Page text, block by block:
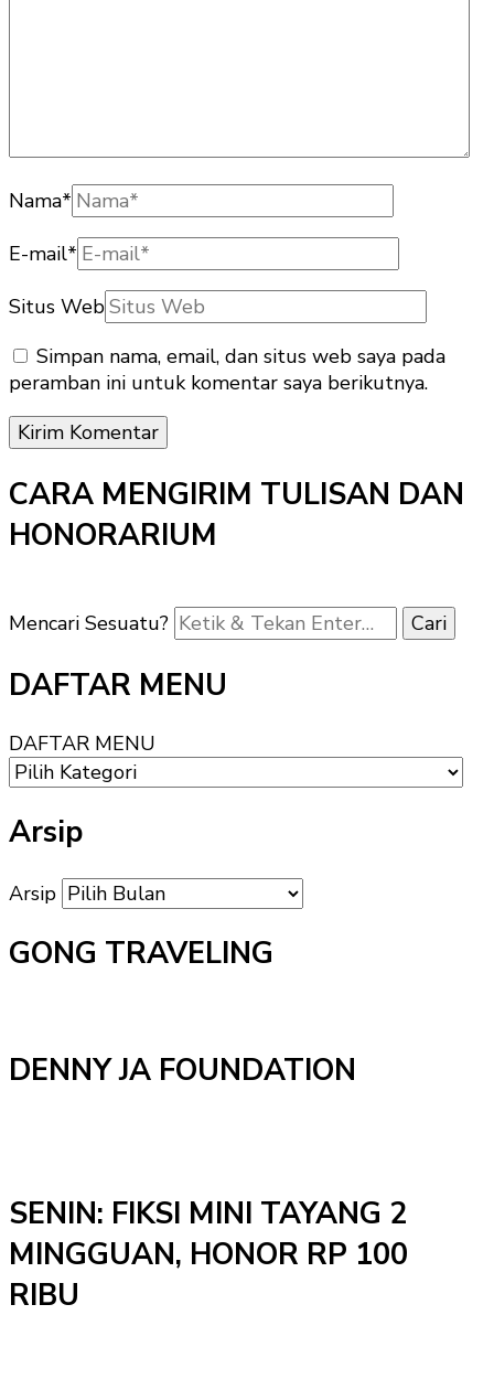
Nama*
E-mail*
Situs Web
Simpan nama, email, dan situs web saya pada
peramban ini untuk komentar saya berikutnya.
CARA MENGIRIM TULISAN DAN
HONORARIUM
Mencari Sesuatu?
DAFTAR MENU
DAFTAR MENU
Arsip
Arsip
GONG TRAVELING
DENNY JA FOUNDATION
SENIN: FIKSI MINI TAYANG 2
MINGGUAN, HONOR RP 100
RIBU